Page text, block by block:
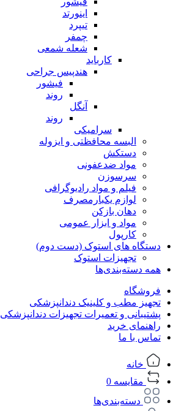
اینورتد
تیپرد
چمفر
شعله شمعی
کارباید
هندپیس جراحی
فیشور
روند
آنگل
روند
سرامیکی
البسه محافظتی و ایزوله
دستکش
مواد ضدعفونی
سرسوزن
فیلم و مواد رادیوگرافی
لوازم یکبارمصرف
دهان بازکن
مواد و ابزار عمومی
کارپول
دستگاه های استوک (دست دوم)
تجهیزات استوک
همه دسته‌بندی‌ها
فروشگاه
تجهیز مطب و کلینیک دندانپزشکی
پشتیبانی و تعمیرات تجهیزات دندانپزشکی
راهنمای خرید
تماس با ما
خانه
مقایسه 0
دسته‌بندی‌ها